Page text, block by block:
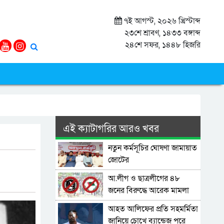
৭ই আগস্ট, ২০২৬ খ্রিস্টাব্দ
২৩শে শ্রাবণ, ১৪৩৩ বঙ্গাব্দ
২৪শে সফর, ১৪৪৮ হিজরি
এই ক্যাটাগরির আরও খবর
নতুন কর্মসূচির ঘোষণা জামায়াত
জোটের
আ.লীগ ও ছাত্রলীগের ৪৮
জনের বিরুদ্ধে আরেক মামলা
আহত আলিফের প্রতি সহমর্মিতা
জানিয়ে চোখে ব্যান্ডেজ পরে